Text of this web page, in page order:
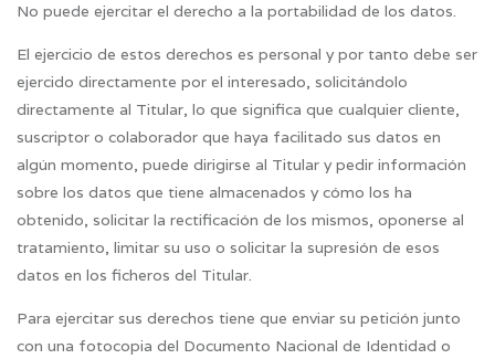
No puede ejercitar el derecho a la portabilidad de los datos.
El ejercicio de estos derechos es personal y por tanto debe ser
ejercido directamente por el interesado, solicitándolo
directamente al Titular, lo que significa que cualquier cliente,
suscriptor o colaborador que haya facilitado sus datos en
algún momento, puede dirigirse al Titular y pedir información
sobre los datos que tiene almacenados y cómo los ha
obtenido, solicitar la rectificación de los mismos, oponerse al
tratamiento, limitar su uso o solicitar la supresión de esos
datos en los ficheros del Titular.
Para ejercitar sus derechos tiene que enviar su petición junto
con una fotocopia del Documento Nacional de Identidad o